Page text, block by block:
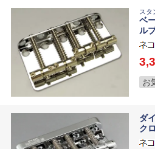
スタ
ベ
ル
お
ダ
ク